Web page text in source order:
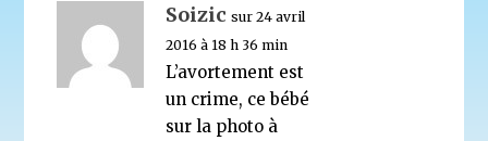
Soizic sur 24 avril
2016 à 18 h 36 min
L’avortement est
un crime, ce bébé
sur la photo à